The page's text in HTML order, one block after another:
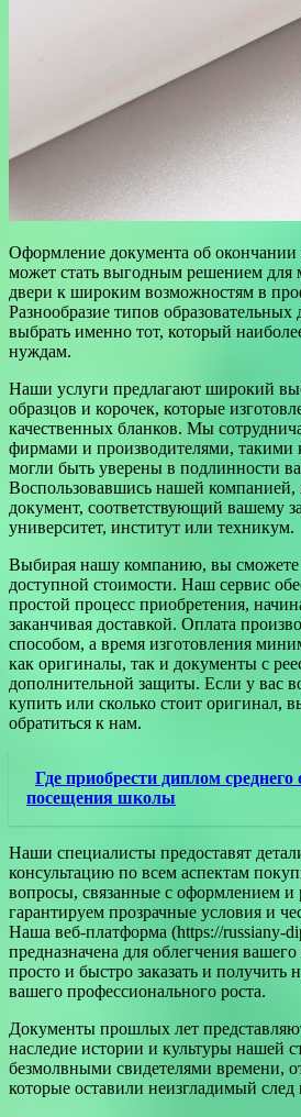
Оформление документа об окончании
может стать выгодным решением для
двери к широким возможностям в
Разнообразие типов образовательных
выбрать именно тот, который
нуждам.
Наши услуги предлагают широкий
образцов и корочек, которые
качественных бланков. Мы
фирмами и производителями, такими
могли быть уверены в подлинности
Воспользовавшись нашей
документ, соответствующий вашему
университет, институт или техникум.
Выбирая нашу компанию, вы сможете
доступной стоимости. Наш сервис
простой процесс приобретения,
заканчивая доставкой. Оплата
способом, а время изготовления
как оригиналы, так и документы с
дополнительной защиты. Если у вас
купить или сколько стоит оригинал,
обратиться к нам.
Где приобрести диплом среднего
посещения школы
Наши специалисты предоставят
консультацию по всем аспектам
вопросы, связанные с оформлением и
гарантируем прозрачные условия и
Наша веб-платформа (https://russiany-
предназначена для облегчения
просто и быстро заказать и
вашего профессионального роста.
Документы прошлых лет
наследие истории и культуры нашей
безмолвными свидетелями времени,
которые оставили неизгладимый